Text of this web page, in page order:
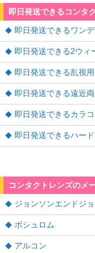
即日発送できるコンタ
即日発送できるワン
即日発送できる2ウィ
即日発送できる乱視用
即日発送できる遠近
即日発送できるカラ
即日発送できるハー
コンタクトレンズのメ
ジョンソンエンドジ
ボシュロム
アルコン